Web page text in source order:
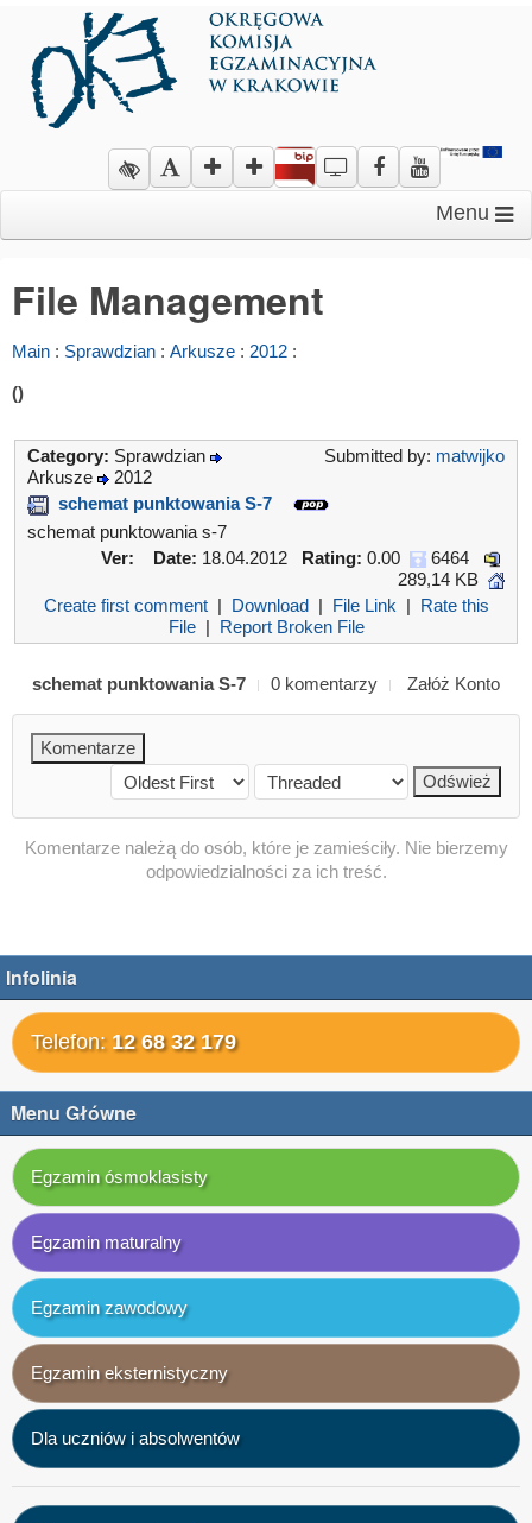
Menu
File Management
Main : Sprawdzian : Arkusze : 2012 :
()
Category: Sprawdzian
Arkusze
2012
Submitted by: matwijko
schemat punktowania S-7
schemat punktowania s-7
Ver:
Date: 18.04.2012 Rating: 0.00
6464
289,14 KB
Create first comment| Download| File Link | Rate this
File| Report Broken File
schemat punktowania S-7 0 komentarzy Załóż Konto
Komentarze należą do osób, które je zamieściły. Nie bierzemy
odpowiedzialności za ich treść.
Infolinia
Telefon: 12 68 32 179
Menu Główne
Egzamin ósmoklasisty
Egzamin maturalny
Egzamin zawodowy
Egzamin eksternistyczny
Dla uczniów i absolwentów